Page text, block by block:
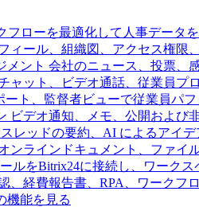
フローを最適化して人事データ
ィール、組織図、アクセス権限
メント 会社のニュース、投票、
ャット、ビデオ通話、従業員プ
ート、監督者ビューで従業員パ
ビデオ通知、メモ、公開および
スレッドの要約、AI によるアイ
ンラインドキュメント、ファイ
ルをBitrix24に接続し、ワークス
、経費報告書、RPA、ワークフ
機能を見る